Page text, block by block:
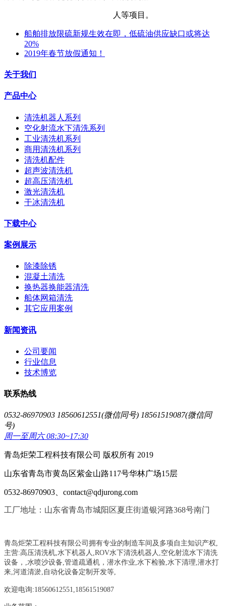
人等项目。
船舶排放限硫新规生效在即，低硫油供应缺口或将达
20%
2019年春节放假通知！
关于我们
产品中心
清洗机器人系列
空化射流水下清洗系列
工业清洗机系列
商用清洗机系列
清洗机配件
超声波清洗机
超高压清洗机
激光清洗机
干冰清洗机
下载中心
案例展示
除漆除锈
混凝土清洗
换热器换能器清洗
船体网箱清洗
其它应用案例
新闻资讯
公司要闻
行业信息
技术博览
联系热线
0532-86970903 18560612551(微信同号) 18561519087(微信同
号)
周一至周六 08:30~17:30
青岛炬荣工程科技有限公司 版权所有 2019
山东省青岛市黄岛区紫金山路117号华林广场15层
0532-86970903、contact@qdjurong.com
工厂地址：山东省青岛市城阳区夏庄街道银河路368号南门
青岛炬荣工程科技有限公司拥有专业的制造车间及多项自主知识产权,
主营:高压清洗机,水下机器人,ROV水下清洗机器人,空化射流水下清洗
设备， ,水喷沙设备,管道疏通机 ， 潜水作业,水下检验,水下清理,潜水打
来,河道清淤,自动化设备定制开发等,
欢迎电询:18560612551,18561519087